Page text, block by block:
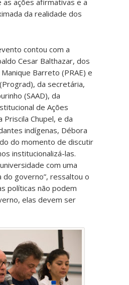
da realidade dos
contou com a
Cesar Balthazar, dos
Barreto (PRAE) e
da secretária,
(SAAD), da
de Ações
Priscila Chupel, e da
indígenas, Débora
do momento de discutir
institucionalizá-las.
com uma
do governo”, ressaltou o
políticas não podem
elas devem ser